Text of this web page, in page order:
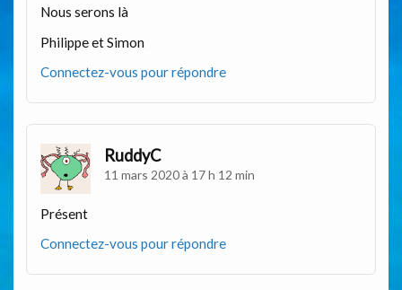
Nous serons là
Philippe et Simon
Connectez-vous pour répondre
RuddyC
11 mars 2020 à 17 h 12 min
Présent
Connectez-vous pour répondre